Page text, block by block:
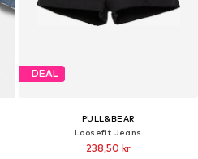
DEAL
PULL&BEAR
Loosefit Jeans
238,50 kr